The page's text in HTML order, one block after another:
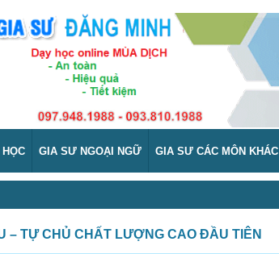
GIA SƯ NGOẠI NGỮ GIA SƯ CÁC MÔN KHÁC
– TỰ CHỦ CHẤT LƯỢNG CAO ĐẦU TIÊN